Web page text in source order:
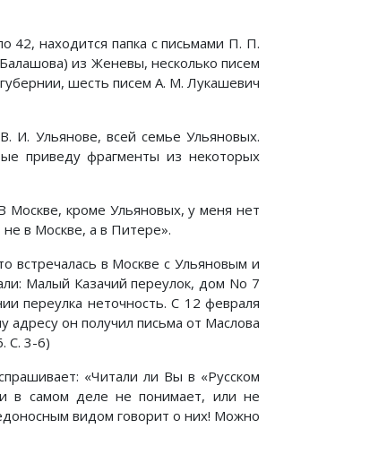
находится папка с письмами П. П.
из Женевы, несколько писем
шесть писем А. М. Лукашевич
И. Ульянове, всей семье Ульяновых.
приведу фрагменты из некоторых
Москве, кроме Ульяновых, у меня нет
в Москве, а в Питере».
встречалась в Москве с Ульяновым и
Малый Казачий переулок, дом No 7
переулка неточность. С 12 февраля
он получил письма от Маслова
С. 3-6)
«Читали ли Вы в «Русском
в самом деле не понимает, или не
видом говорит о них! Можно